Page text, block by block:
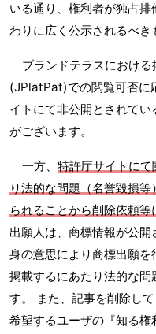
いる通り、権利者が独占
わりに広く公示されるべき
ブランドテラスにおけ
(JPlatPat)での閲覧可否に
イトにて非公開とされて
がございます。
一方、 特許庁サイトに
り法的な問題（名誉毀損
られることから削除依頼
出願人は、商標情報が公
身の意思により商標出願
掲載するにあたり法的な問
す。 また、記事を削除し
希望するユーザの『知る